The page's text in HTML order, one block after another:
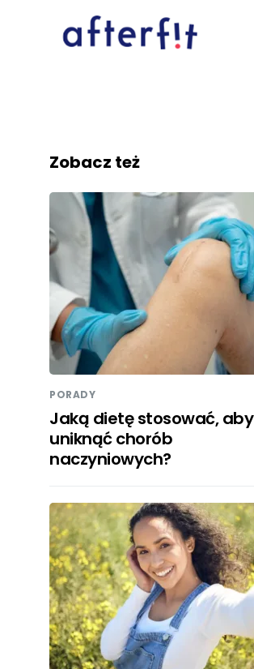
Zobacz też
PORADY
Jaką dietę stosować, aby
uniknąć chorób
naczyniowych?